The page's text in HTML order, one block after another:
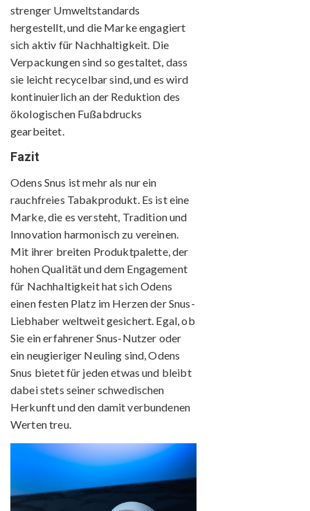
strenger Umweltstandards
hergestellt, und die Marke engagiert
sich aktiv für Nachhaltigkeit. Die
Verpackungen sind so gestaltet, dass
sie leicht recycelbar sind, und es wird
kontinuierlich an der Reduktion des
ökologischen Fußabdrucks
gearbeitet.
Fazit
Odens Snus ist mehr als nur ein
rauchfreies Tabakprodukt. Es ist eine
Marke, die es versteht, Tradition und
Innovation harmonisch zu vereinen.
Mit ihrer breiten Produktpalette, der
hohen Qualität und dem Engagement
für Nachhaltigkeit hat sich Odens
einen festen Platz im Herzen der Snus-
Liebhaber weltweit gesichert. Egal, ob
Sie ein erfahrener Snus-Nutzer oder
ein neugieriger Neuling sind, Odens
Snus bietet für jeden etwas und bleibt
dabei stets seiner schwedischen
Herkunft und den damit verbundenen
Werten treu.